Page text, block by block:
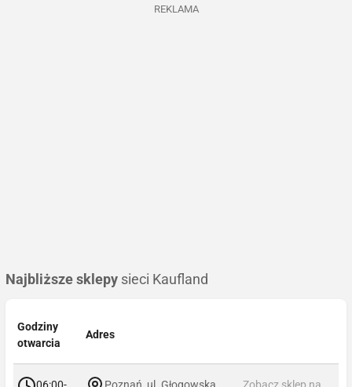
REKLAMA
Najbliższe sklepy sieci Kaufland
Godziny
otwarcia
Adres